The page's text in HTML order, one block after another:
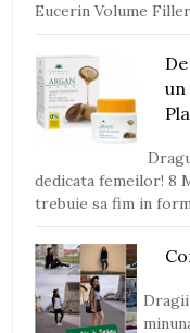
Eucerin Volume
un
dedicata femeilor! 8
trebuie sa fim in